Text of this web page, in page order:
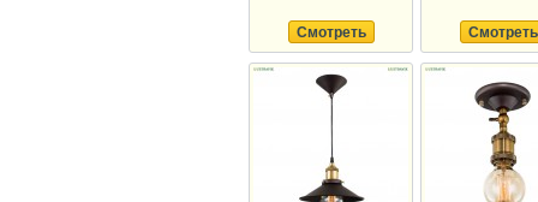
Смотреть Смотреть